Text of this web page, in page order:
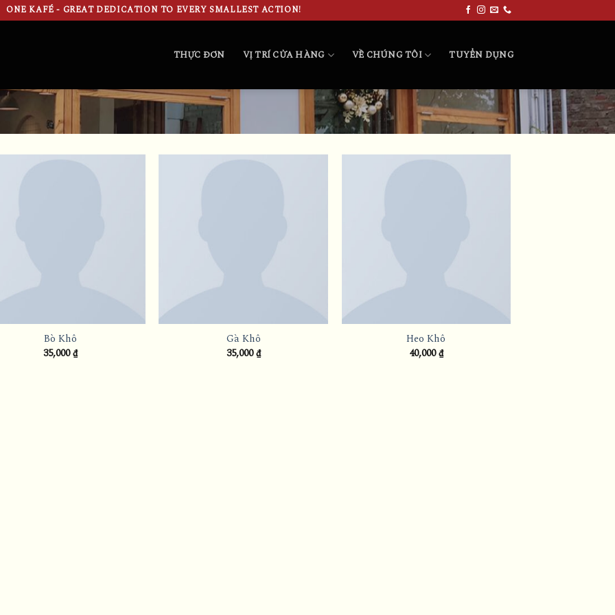
ONE KAFÉ - GREAT DEDICATION TO EVERY SMALLEST ACTION!
THỰC ĐƠN VỊ TRÍ CỬA HÀNG VỀ CHÚNG TÔI TUYỂN DỤNG
Bò Khô
35,000₫
Gà Khô
35,000₫
Heo Khô
40,000₫